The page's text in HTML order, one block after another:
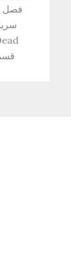
فصل
قسمت 8 «